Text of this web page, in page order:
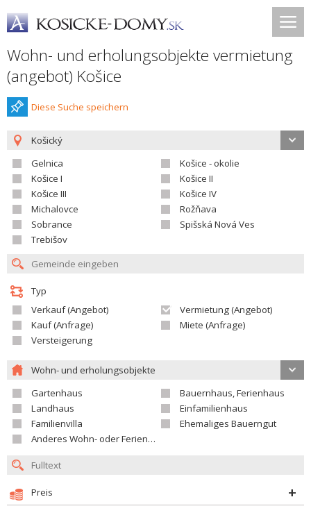
Wohn- und erholungsobjekte vermietung
(angebot) Košice
Diese Suche speichern
Košický
Gelnica
Košice - okolie
Košice I
Košice II
Košice III
Košice IV
Michalovce
Rožňava
Sobrance
Spišská Nová Ves
Trebišov
Typ
Verkauf (Angebot)
Vermietung (Angebot)
Kauf (Anfrage)
Miete (Anfrage)
Versteigerung
Wohn- und erholungsobjekte
Gartenhaus
Bauernhaus, Ferienhaus
Landhaus
Einfamilienhaus
Familienvilla
Ehemaliges Bauerngut
Anderes Wohn- oder Ferienobjekt
Preis